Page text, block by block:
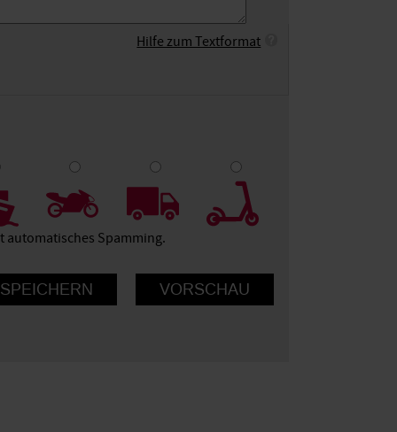
Hilfe zum Textformat
9 10
automatisches Spamming.